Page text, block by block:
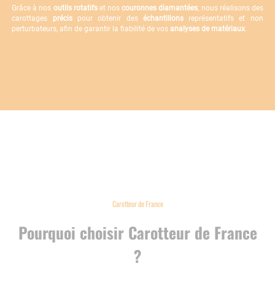
Grâce à nos outils rotatifset noscouronnes diamantées, nous réalisons des
carottages
précispour obtenir des échantillonsreprésentatifs et non
perturbateurs, afin de garantir la fiabilité de vosanalyses de matériaux.
Carotteur de France
Pourquoi choisir Carotteur de France
?